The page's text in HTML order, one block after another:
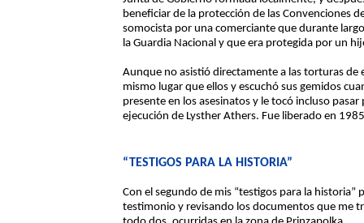
beneficiar de la protección de las Convenciones
somocista por una comerciante que durante
la Guardia Nacional y que era protegida por un
Aunque no asistió directamente a las torturas de
mismo lugar que ellos y escuchó sus gemidos
presente en los asesinatos y le tocó incluso
ejecución de Lysther Athers. Fue liberado en
“TESTIGOS PARA LA HISTORIA”
Con el segundo de mis “testigos para la
testimonio y revisando los documentos que me